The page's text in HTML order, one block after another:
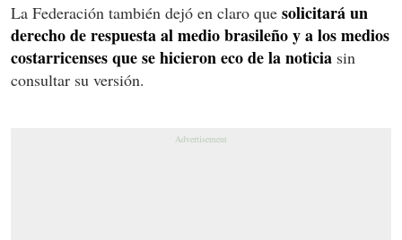
La Federación también dejó en claro que solicitará un
derecho de respuesta al medio brasileño y a los medios
costarricenses que se hicieron eco de la noticia sin
consultar su versión.